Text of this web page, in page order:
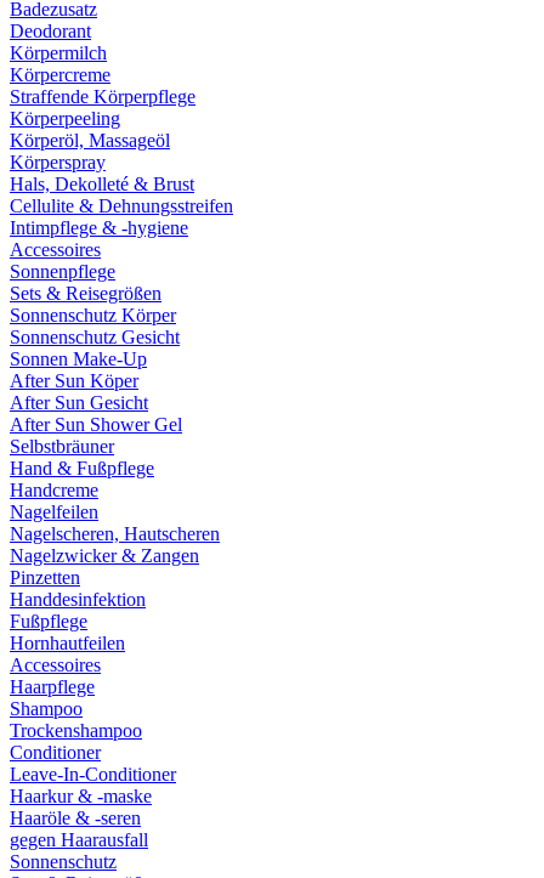
Badezusatz
Deodorant
Körpermilch
Körpercreme
Straffende Körperpflege
Körperpeeling
Körperöl, Massageöl
Körperspray
Hals, Dekolleté & Brust
Cellulite & Dehnungsstreifen
Intimpflege & -hygiene
Accessoires
Sonnenpflege
Sets & Reisegrößen
Sonnenschutz Körper
Sonnenschutz Gesicht
Sonnen Make-Up
After Sun Köper
After Sun Gesicht
After Sun Shower Gel
Selbstbräuner
Hand & Fußpflege
Handcreme
Nagelfeilen
Nagelscheren, Hautscheren
Nagelzwicker & Zangen
Pinzetten
Handdesinfektion
Fußpflege
Hornhautfeilen
Accessoires
Haarpflege
Shampoo
Trockenshampoo
Conditioner
Leave-In-Conditioner
Haarkur & -maske
Haaröle & -seren
gegen Haarausfall
Sonnenschutz